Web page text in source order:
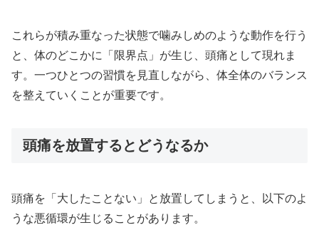
これらが積み重なった状態で噛みしめのような動作を行う
と、体のどこかに「限界点」が生じ、頭痛として現れま
す。一つひとつの習慣を見直しながら、体全体のバランス
を整えていくことが重要です。
頭痛を放置するとどうなるか
頭痛を「大したことない」と放置してしまうと、以下のよ
うな悪循環が生じることがあります。